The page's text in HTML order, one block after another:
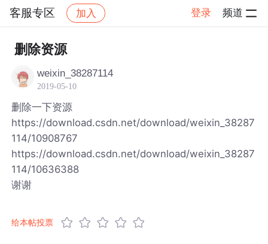
客服专区 加入 登录 频道
社区 客服专区
删除资源
weixin_38287114
2019-05-10
删除一下资源
https://download.csdn.net/download/weixin_38287
114/10908767
https://download.csdn.net/download/weixin_38287
114/10636388
谢谢
给本帖投票